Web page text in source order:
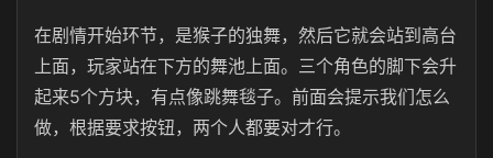
在剧情开始环节，是猴子的独舞，然后它就会站到高台
上面，玩家站在下方的舞池上面。三个角色的脚下会升
起来5个方块，有点像跳舞毯子。前面会提示我们怎么
做，根据要求按钮，两个人都要对才行。